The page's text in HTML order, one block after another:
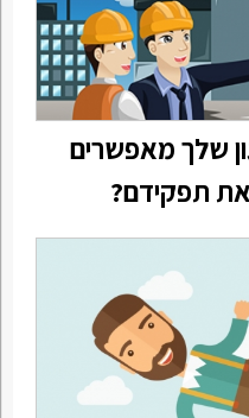
שלך מאפשרים
תפקידם?